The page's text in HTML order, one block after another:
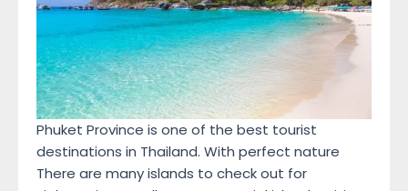
Phuket Province is one of the best tourist
destinations in Thailand. With perfect nature
There are many islands to check out for